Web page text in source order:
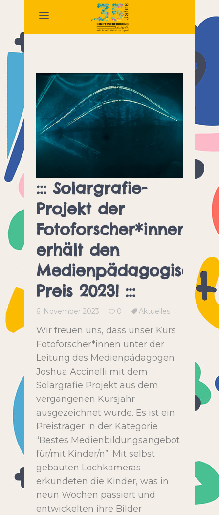
::: Solargrafie-
Projekt der
Fotoforscher*innen
erhält den
Medienpädagogischen
Preis 2023! :::
6. November 2023 0 Aktuelles
Wir freuen uns, dass unser Kurs
Fotoforscher*innen unter der
Leitung des Medienpädagogen
Joshua Accinelli mit dem
Solargrafie Projekt aus dem
vergangenen Kursjahr
ausgezeichnet wurde. Es ist ein
Preisträger in der Kategorie
“Bestes Medienbildungsangebot
für/mit Kinder/n”. Mit selbst
gebauten Lochkameras
erkundeten die Kinder, was in
neun Wochen passiert und
entwickelten ihre Bilder